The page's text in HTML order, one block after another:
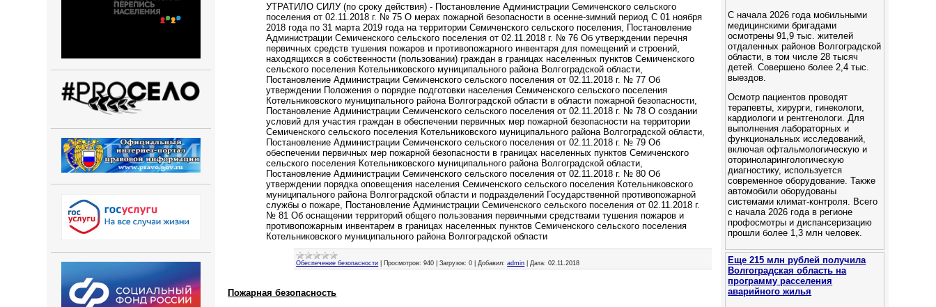
УТРАТИЛО СИЛУ (по сроку действия) - Постановление Администрации Семиченского сельского
поселения от 02.11.2018 г. № 75 О мерах пожарной безопасности в осенне-зимний период С 01 ноября
2018 года по 31 марта 2019 года на территории Семиченского сельского поселения, Постановление
Администрации Семиченского сельского поселения от 02.11.2018 г. № 76 Об утверждении перечня
первичных средств тушения пожаров и противопожарного инвентаря для помещений и строений,
находящихся в собственности (пользовании) граждан в границах населенных пунктов Семиченского
сельского поселения Котельниковского муниципального района Волгоградской области,
Постановление Администрации Семиченского сельского поселения от 02.11.2018 г. № 77 Об
утверждении Положения о порядке подготовки населения Семиченского сельского поселения
Котельниковского муниципального района Волгоградской области в области пожарной безопасности,
Постановление Администрации Семиченского сельского поселения от 02.11.2018 г. № 78 О создании
условий для участия граждан в обеспечении первичных мер пожарной безопасности на территории
Семиченского сельского поселения Котельниковского муниципального района Волгоградской области,
Постановление Администрации Семиченского сельского поселения от 02.11.2018 г. № 79 Об
обеспечении первичных мер пожарной безопасности в границах населенных пунктов Семиченского
сельского поселения Котельниковского муниципального района Волгоградской области,
Постановление Администрации Семиченского сельского поселения от 02.11.2018 г. № 80 Об
утверждении порядка оповещения населения Семиченского сельского поселения Котельниковского
муниципального района Волгоградской области и подразделений Государственной противопожарной
службы о пожаре, Постановление Администрации Семиченского сельского поселения от 02.11.2018 г.
№ 81 Об оснащении территорий общего пользования первичными средствами тушения пожаров и
противопожарным инвентарем в границах населенных пунктов Семиченского сельского поселения
Котельниковского муниципального района Волгоградской области
Обеспечение безопасности Просмотров: 940 |Загрузок: 0 Добавил: admin Дата: 02.11.2018
Пожарная безопасность
С начала 2026 года мобильными
медицинскими бригадами
осмотрены 91,9 тыс. жителей
отдаленных районов Волгоградской
области, в том числе 28 тысяч
детей. Cовершено более 2,4 тыс.
выездов.
Осмотр пациентов проводят
терапевты, хирурги, гинекологи,
кардиологи и рентгенологи. Для
выполнения лабораторных и
функциональных исследований,
включая офтальмологическую и
оториноларингологическую
диагностику, используется
современное оборудование. Также
автомобили оборудованы
системами климат-контроля. Всего
с начала 2026 года в регионе
профосмотры и диспансеризацию
прошли более 1,3 млн человек.
Еще 215 млн рублей получила
Волгоградская область на
программу расселения
аварийного жилья